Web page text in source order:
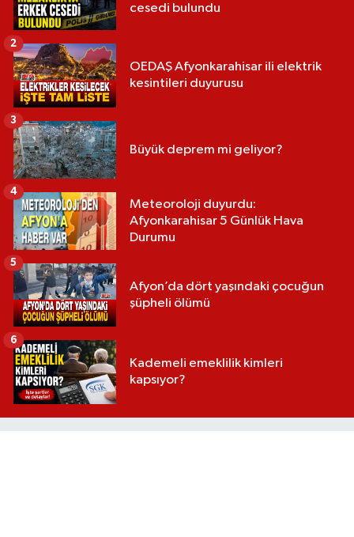
cesedi bulundu
OEDAŞ Afyonkarahisar ili elektrik
kesintileri duyurusu
2
Büyük deprem mi geliyor?
3
Meteoroloji duyurdu:
Afyonkarahisar 5 Günlük Hava
Durumu
4
Afyon’da dört yaşındaki çocuğun
şüpheli ölümü
5
Kademeli emeklilik kimleri
kapsıyor?
6